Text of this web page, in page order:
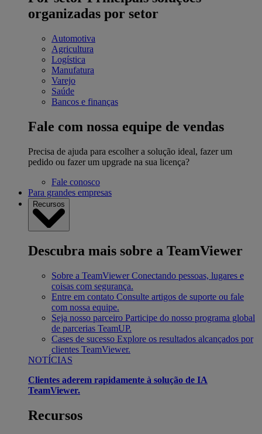
organizadas por setor
Automotiva
Agricultura
Logística
Manufatura
Varejo
Saúde
Bancos e finanças
Fale com nossa equipe de vendas
Precisa de ajuda para escolher a solução ideal, fazer um
pedido ou fazer um upgrade na sua licença?
Fale conosco
Para grandes empresas
Recursos
Descubra mais sobre a TeamViewer
Sobre a TeamViewer Conectando pessoas, lugares e
coisas com segurança.
Entre em contato Consulte artigos de suporte ou fale
com nossa equipe.
Seja nosso parceiro Participe do nosso programa global
de parcerias TeamUP.
Cases de sucesso Explore os resultados alcançados por
clientes TeamViewer.
NOTÍCIAS
Clientes aderem rapidamente à solução de IA
TeamViewer.
Recursos